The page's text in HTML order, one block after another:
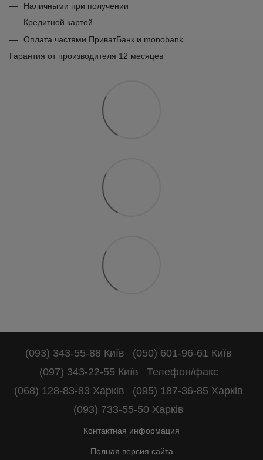
Наличными при получении
Кредитной картой
Оплата частями ПриватБанк и monobank
Гарантия от производителя 12 месяцев
(093) 343-55-88 Київ
(050) 601-96-61 Київ
(097) 343-22-55 Київ
Телефон/факс
(068) 128-83-83 Харків
(095) 187-36-85 Харків
(093) 733-55-50 Харків
Контактная информация
Полная версия сайта